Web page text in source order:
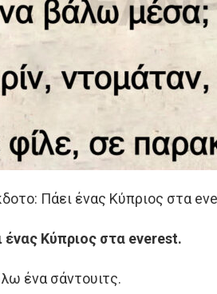
Πάει ένας Κύπριος στα
ένας Κύπριος στα everest.
ένα σάντουιτς.